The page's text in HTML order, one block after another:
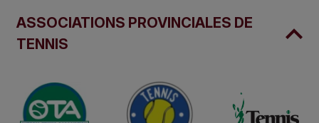
ASSOCIATIONS PROVINCIALES DE
TENNIS